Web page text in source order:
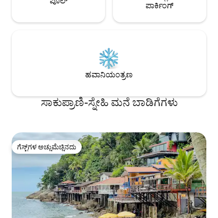
ಪಾರ್ಕಿಂಗ್
ಹವಾನಿಯಂತ್ರಣ
ಸಾಕುಪ್ರಾಣಿ-ಸ್ನೇಹಿ ಮನೆ ಬಾಡಿಗೆಗಳು
ಗೆಸ್ಟ್‌ಗಳ ಅಚ್ಚುಮೆಚ್ಚಿನದು
ಗೆಸ್ಟ್‌ಗಳ ಅಚ್ಚುಮೆಚ್ಚಿನದು